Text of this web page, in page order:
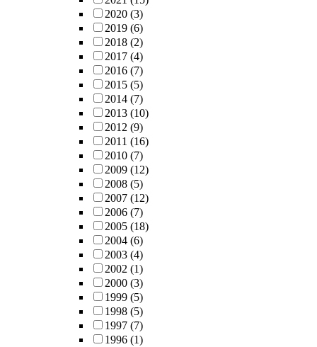
2020 (3)
2019 (6)
2018 (2)
2017 (4)
2016 (7)
2015 (5)
2014 (7)
2013 (10)
2012 (9)
2011 (16)
2010 (7)
2009 (12)
2008 (5)
2007 (12)
2006 (7)
2005 (18)
2004 (6)
2003 (4)
2002 (1)
2000 (3)
1999 (5)
1998 (5)
1997 (7)
1996 (1)